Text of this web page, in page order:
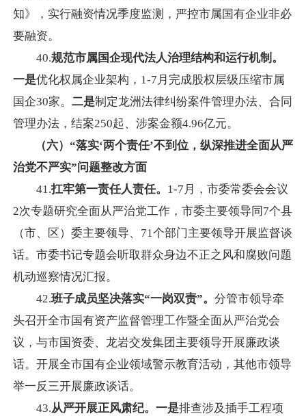
知》，实行融资情况季度监测，严控市属国有企业非必
要融资。
40.规范市属国企现代法人治理结构和运行机制。
一是优化权属企业架构，1-7月完成股权层级压缩市属
国企30家。 二是制定龙洲法律纠纷案件管理办法、合同
管理办法，结案250起、涉案金额4.96亿元。
（六）“落实‘两个责任’不到位，纵深推进全面从严
治党不严实”问题整改方面
41.扛牢第一责任人责任。 1-7月，市委常委会会议
2次专题研究全面从严治党工作，市委主要领导同7个县
（市、区）委主要领导、71个部门主要领导开展监督谈
话。市委书记专题会听取群众身边不正之风和腐败问题
机动巡察情况汇报。
42.班子成员坚决落实“一岗双责”。 分管市领导牵
头召开全市国有资产监督管理工作暨全面从严治党会
议，与市国资委、龙岩交发集团主要领导开展廉政谈
话。开展全市国有企业领域警示教育活动，其他市领导
举一反三开展廉政谈话。
43.从严开展正风肃纪。一是排查涉及插手工程项